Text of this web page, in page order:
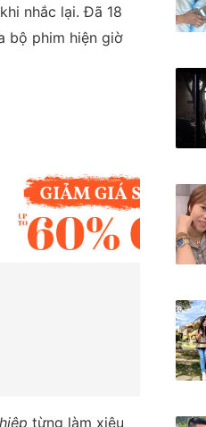
nhắc lại. Đã 18
bộ phim hiện giờ
từng làm xiêu